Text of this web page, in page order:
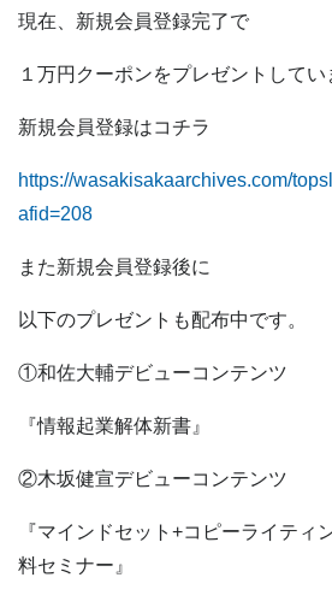
現在、新規会員登録完了で
１万円クーポンをプレゼントしてい
新規会員登録はコチラ
https://wasakisakaarchives.com/
afid=208
また新規会員登録後に
以下のプレゼントも配布中です。
①和佐大輔デビューコンテンツ
『情報起業解体新書』
②木坂健宣デビューコンテンツ
『マインドセット+コピーライティ
料セミナー』